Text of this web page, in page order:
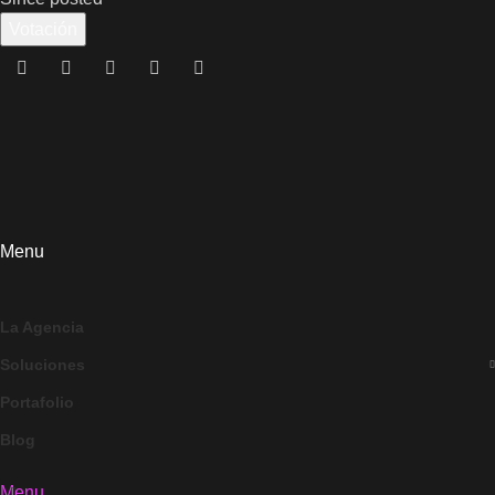
Menu
La Agencia
Soluciones
Portafolio
Blog